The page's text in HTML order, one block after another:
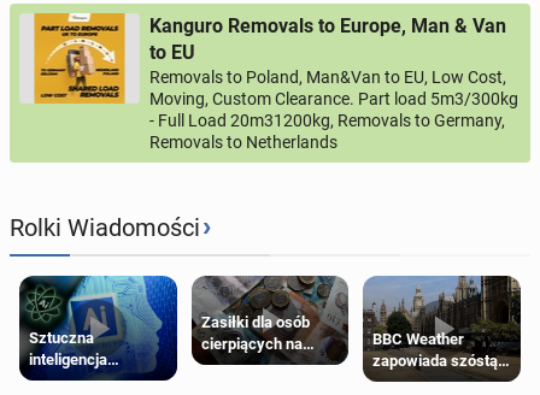
Kanguro Removals to Europe, Man & Van
to EU
Removals to Poland, Man&Van to EU, Low Cost,
Moving, Custom Clearance. Part load 5m3/300kg
- Full Load 20m31200kg, Removals to Germany,
Removals to Netherlands
Rolki Wiadomości›
Sztuczna
inteligencja
próbowała oszukać
Zasiłki dla osób
cierpiących na
schorzenia
BBC Weather
zapowiada szóstą
falę upałów w